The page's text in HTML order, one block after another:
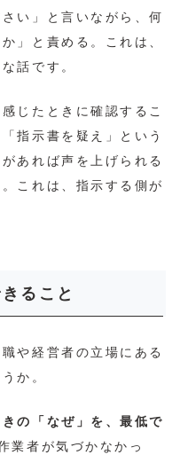
い」と言いながら、何
」と責める。これは、
話です。
じたときに確認するこ
指示書を疑え」という
あれば声を上げられる
これは、指示する側が
ること
や経営者の立場にある
か。
の「なぜ」を、最低で
業者が気づかなかっ